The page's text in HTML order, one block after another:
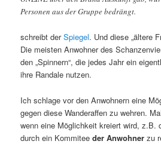
Personen aus der Gruppe bedrängt.
schreibt derSpiegel. Und diese „ältere
Die meisten Anwohner des
den „Spinnern“, die jedes Jahr ein
ihre Randale nutzen.
Ich schlage vor den Anwohnern eine
gegen diese Wanderaffen zu wehren.
wenn eine Möglichkeit kreiert wird, z.B.
durch ein Kommiteeder Anwohner zu